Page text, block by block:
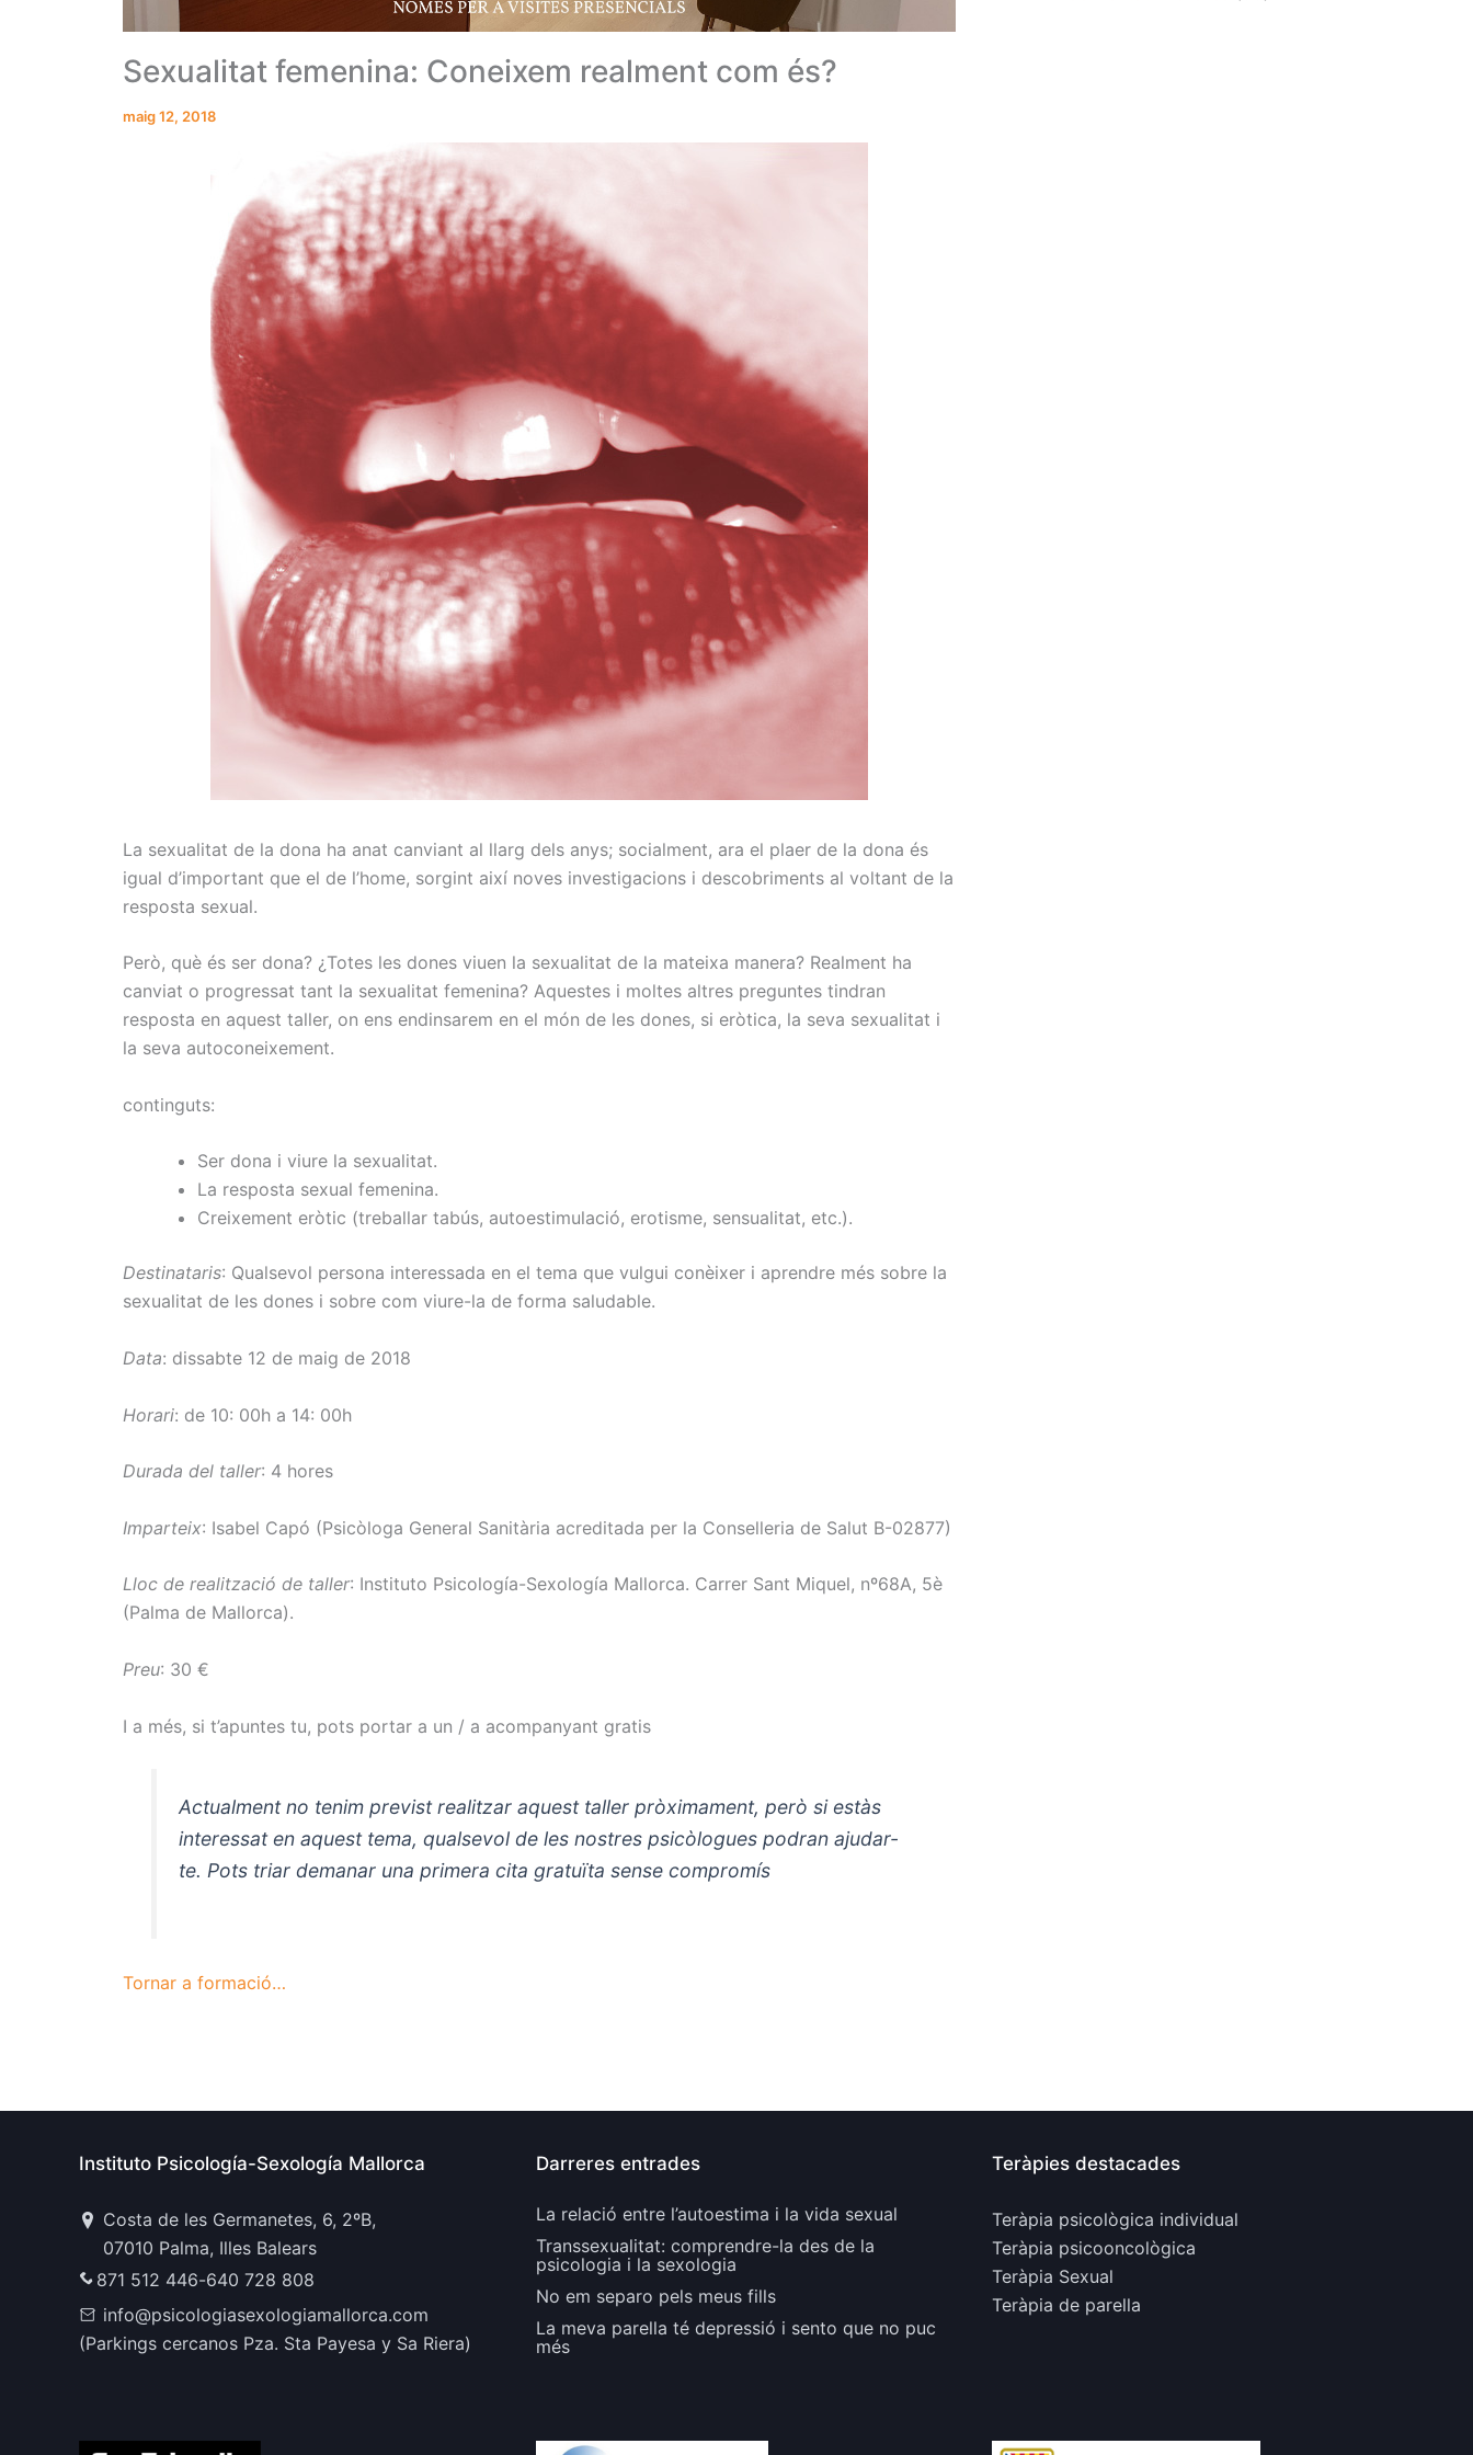
Sexualitat femenina: Coneixem realment com és?
maig 12, 2018
La sexualitat de la dona ha anat canviant al llarg dels anys; socialment, ara el plaer de la dona és
igual d’important que el de l’home, sorgint així noves investigacions i descobriments al voltant de la
resposta sexual.
Però, què és ser dona? ¿Totes les dones viuen la sexualitat de la mateixa manera? Realment ha
canviat o progressat tant la sexualitat femenina? Aquestes i moltes altres preguntes tindran
resposta en aquest taller, on ens endinsarem en el món de les dones, si eròtica, la seva sexualitat i
la seva autoconeixement.
continguts:
Ser dona i viure la sexualitat.
La resposta sexual femenina.
Creixement eròtic (treballar tabús, autoestimulació, erotisme, sensualitat, etc.).
Destinataris: Qualsevol persona interessada en el tema que vulgui conèixer i aprendre més sobre la
sexualitat de les dones i sobre com viure-la de forma saludable.
Data: dissabte 12 de maig de 2018
Horari: de 10: 00h a 14: 00h
Durada del taller: 4 hores
Imparteix: Isabel Capó (Psicòloga General Sanitària acreditada per la Conselleria de Salut B-02877)
Lloc de realització de taller: Instituto Psicología-Sexología Mallorca. Carrer Sant Miquel, nº68A, 5è
(Palma de Mallorca).
Preu: 30 €
I a més, si t’apuntes tu, pots portar a un / a acompanyant gratis
Actualment no tenim previst realitzar aquest taller pròximament, però si estàs
interessat en aquest tema, qualsevol de les nostres psicòlogues podran ajudar-
te. Pots triar demanar una primera cita gratuïta sense compromís
Tornar a formació…
Instituto Psicología-Sexología Mallorca
Costa de les Germanetes, 6, 2ºB,
07010 Palma, Illes Balears
871 512 446-640 728 808
info@psicologiasexologiamallorca.com
(Parkings cercanos Pza. Sta Payesa y Sa Riera)
Darreres entrades
La relació entre l’autoestima i la vida sexual
Transsexualitat: comprendre-la des de la
psicologia i la sexologia
No em separo pels meus fills
La meva parella té depressió i sento que no puc
més
Teràpies destacades
Teràpia psicològica individual
Teràpia psicooncològica
Teràpia Sexual
Teràpia de parella